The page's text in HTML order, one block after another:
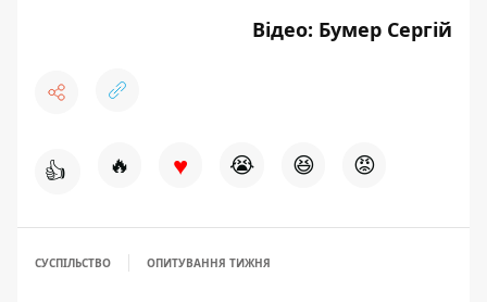
Відео: Бумер Сергій
👍 🔥 ♥ 😭 😆 😡
СУСПІЛЬСТВО ОПИТУВАННЯ ТИЖНЯ